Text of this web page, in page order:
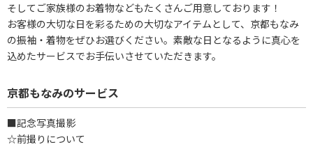
そしてご家族様のお着物などもたくさんご用意しております！
お客様の大切な日を彩るための大切なアイテムとして、京都もなみ
の振袖・着物をぜひお選びください。素敵な日となるように真心を
込めたサービスでお手伝いさせていただきます。
京都もなみのサービス
■記念写真撮影
☆前撮りについて